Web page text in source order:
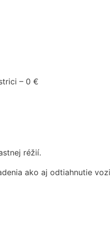
– 0 €
réžií.
ako aj odtiahnutie